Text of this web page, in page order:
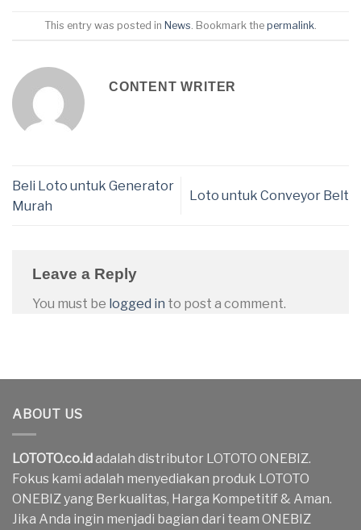
This entry was posted in News . Bookmark the permalink
CONTENT WRITER
Beli Loto untuk Generator
Murah
Loto untuk Conveyor Belt
Leave a Reply
You must be logged in to post a comment.
ABOUT US
LOTOTO.co.idadalah distributor LOTOTO ONEBIZ.
Fokus kami adalah menyediakan produk LOTOTO
ONEBIZ yang Berkualitas, Harga Kompetitif & Aman.
Jika Anda ingin menjadi bagian dari team ONEBIZ